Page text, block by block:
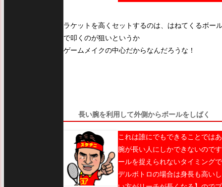
ラケットを高くセットするのは、はねてくるボー
で叩くのが狙いというか
ゲームメイクの中心だからなんだろうな！
長い腕を利用して外側からボールをしばく
これは誰にでもできることでは
腕が長い人にしかできないので
ールを捉えられないタイミング
デルボトロの場合は身長も高い